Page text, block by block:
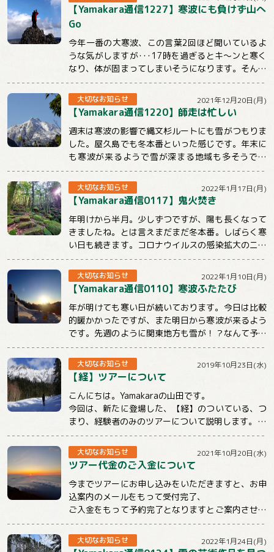
【Yamakara通信1227】寒波にも負けず山へ
Go
今年一番の大寒波、この言葉2回ほど聞いているよ
うな気がしますが･･･17時を過ぎるとキ～ンと寒く
なり、体が固まってしまいそうになります。そんな
時こそ体を動かしてぽかぽかにしないとだめ...
大切なお知らせ 2021年12月20日(月)
【Yamakara通信1220】師走は忙しい
週末は寒波の影響で縄文杉ルートにも雪がつもりま
した。屋久島でも冬本番といった感じです。年末に
も寒波が来るようで雪が深まる地域も多そうです
ね。今週のメルマガはnewツアーや屋久島ツアー...
大切なお知らせ 2022年1月17日(月)
【Yamakara通信0117】鬼火焚き
年明けから半月。少しずつですが、陽も長くなって
きましたね。とは言えまだまだ冬本番。しばらく寒
い日も続きます。コロナウイルスの感染拡大のニュ
ースも気になる状況ですが、体調管理と感染対策...
大切なお知らせ 2022年1月10日(月)
【Yamakara通信0110】寒波ふたたび
年が明けても寒い日が続いております。今日は比較
的暖かかったですが、また明日から寒波が来るよう
です。先週のように関東地方も雪が！？なんて予報
もチラホラでています。山に行くときもそうでな...
大切なお知らせ 2019年10月23日(水)
【経】ツアーについて
こんにちは。Yamakaraの山田です。
今回は、新たに登場した、【経】のついている、つ
まり、経験者のみのツアーについて説明します。
まず、この【経】のついているツアーは雪山のみ...
大切なお知らせ 2021年10月20日(水)
ツアー代金のご入金について
今までツアーにお申し込みをいただきますと、お申
込案内のメールをもって受付完了、
ご入金をもって予約完了となりますとご案内させて
いただいておりました。
しかしお申込後、そのままご連...
大切なお知らせ 2022年1月24日(月)